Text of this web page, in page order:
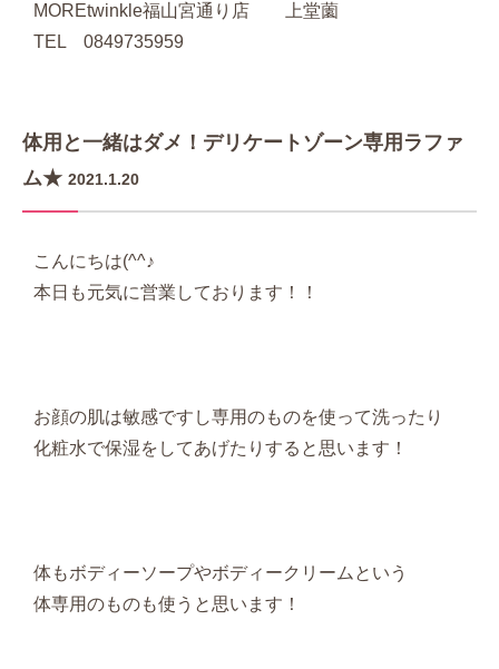
MOREtwinkle福山宮通り店 上堂薗
TEL 0849735959
体用と一緒はダメ！デリケートゾーン専用ラファ
ム★ 2021.1.20
こんにちは(^^♪
本日も元気に営業しております！！
お顔の肌は敏感ですし専用のものを使って洗ったり
化粧水で保湿をしてあげたりすると思います！
体もボディーソープやボディークリームという
体専用のものも使うと思います！